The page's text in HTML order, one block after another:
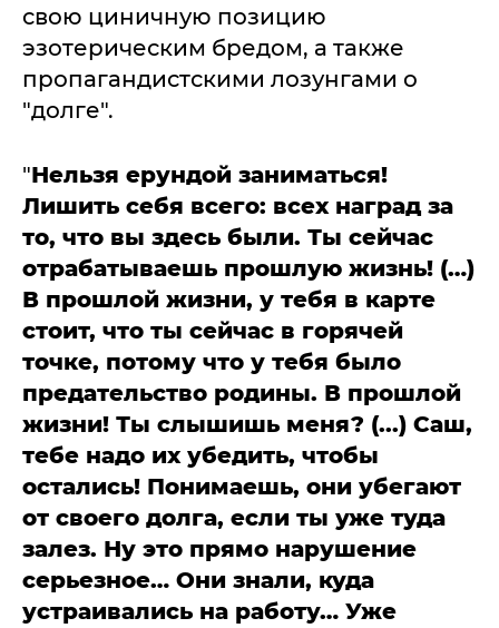
свою циничную позицию
эзотерическим бредом, а также
пропагандистскими лозунгами о
"долге".
"Нельзя ерундой заниматься!
Лишить себя всего: всех наград за
то, что вы здесь были. Ты сейчас
отрабатываешь прошлую жизнь! (…)
В прошлой жизни, у тебя в карте
стоит, что ты сейчас в горячей
точке, потому что у тебя было
предательство родины. В прошлой
жизни! Ты слышишь меня? (...) Саш,
тебе надо их убедить, чтобы
остались! Понимаешь, они убегают
от своего долга, если ты уже туда
залез. Ну это прямо нарушение
серьезное… Они знали, куда
устраивались на работу… Уже